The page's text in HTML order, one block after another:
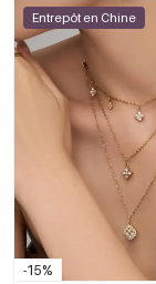
-15%
Entrepôt en Chine